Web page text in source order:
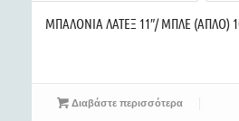
ΜΠΑΛΟΝΙΑ ΛΑΤΕΞ 11″/ ΜΠΛΕ (ΑΠΛΟ)
Διαβάστε περισσότερα